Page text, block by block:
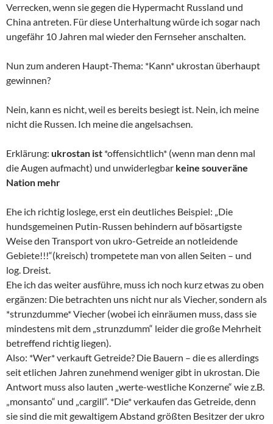
Verrecken, wenn sie gegen die Hypermacht Russland und
China antreten. Für diese Unterhaltung würde ich sogar nach
ungefähr 10 Jahren mal wieder den Fernseher anschalten.
Nun zum anderen Haupt-Thema: *Kann* ukrostan überhaupt
gewinnen?
Nein, kann es nicht, weil es bereits besiegt ist. Nein, ich meine
nicht die Russen. Ich meine die angelsachsen.
Erklärung: ukrostan ist *offensichtlich* (wenn man denn mal
die Augen aufmacht) und unwiderlegbar keine souveräne
Nation mehr
Ehe ich richtig loslege, erst ein deutliches Beispiel: „Die
hundsgemeinen Putin-Russen behindern auf bösartigste
Weise den Transport von ukro-Getreide an notleidende
Gebiete!!!“(kreisch) trompetete man von allen Seiten – und
log. Dreist.
Ehe ich das weiter ausführe, muss ich noch kurz etwas zu oben
ergänzen: Die betrachten uns nicht nur als Viecher, sondern als
*strunzdumme* Viecher (wobei ich einräumen muss, dass sie
mindestens mit dem „strunzdumm“ leider die große Mehrheit
betreffend richtig liegen).
Also: *Wer* verkauft Getreide? Die Bauern – die es allerdings
seit etlichen Jahren zunehmend weniger gibt in ukrostan. Die
Antwort muss also lauten „werte-westliche Konzerne“ wie z.B.
„monsanto“ und „cargill“. *Die* verkaufen das Getreide, denn
sie sind die mit gewaltigem Abstand größten Besitzer der ukro